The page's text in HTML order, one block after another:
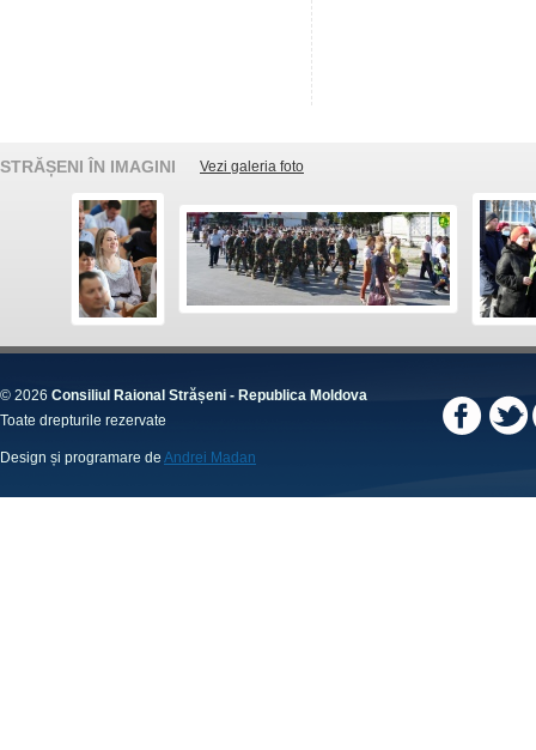
STRĂȘENI ÎN IMAGINI Vezi galeria foto
© 2026 Consiliul Raional Strășeni - Republica Moldova
Toate drepturile rezervate
Design și programare de Andrei Madan